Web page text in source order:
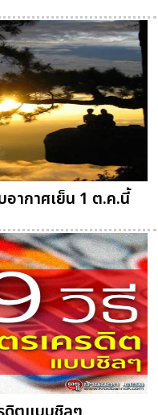
ากาศเย็น 1 ต.ค.นี้